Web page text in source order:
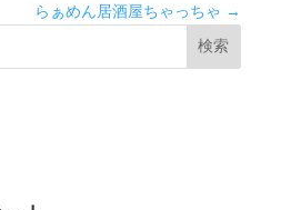
らぁめん居酒屋ちゃっちゃ →
検索